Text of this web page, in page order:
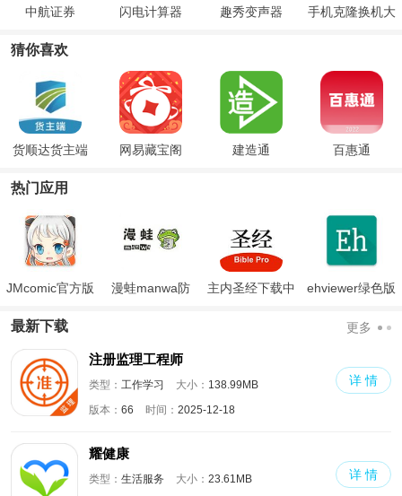
中航证券 闪电计算器 趣秀变声器
手机克隆换机大
猜你喜欢
货顺达货主端 网易藏宝阁 建造通 百惠通
热门应用
JMcomic官方版
漫蛙manwa防
主内圣经下载中
ehviewer绿色版
最新下载 更多
注册监理工程师
类型： 工作学习 大小： 138.99MB
版本： 66 时间： 2025-12-18
详 情
耀健康
类型： 生活服务 大小： 23.61MB 详 情